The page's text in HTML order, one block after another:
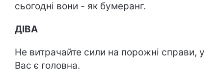
сьогодні вони - як бумеранг.
ДІВА
Не витрачайте сили на порожні справи, у
Вас є головна.